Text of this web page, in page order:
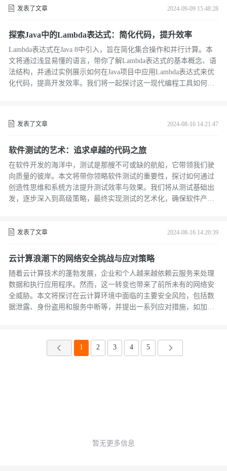
境自适应能力和高级用户定制服务。文章旨在为读者提供一个关于
发表了文章 2024-09-09 15:48:28
探索Java中的Lambda表达式：简化代码，提升效率
Lambda表达式在Java 8中引入，旨在简化集合操作和并行计算。本
文将通过浅显易懂的语言，带你了解Lambda表达式的基本概念、语
法结构，并通过实例展示如何在Java项目中应用Lambda表达式来优
化代码，提高开发效率。我们将一起探讨这一现代编程工具如何改
发表了文章 2024-08-16 14:21:47
软件测试的艺术：追求卓越的代码之旅
在软件开发的海洋中，测试是那艘不可或缺的航船，它带领我们驶
向质量的彼岸。本文将带你领略软件测试的重要性，探讨如何通过
创造性思维和系统方法提升测试效率与效果。我们将从测试基础出
发，逐步深入到高级策略，最终实现测试的艺术化，确保软件产品
发表了文章 2024-08-16 14:20:39
云计算浪潮下的网络安全挑战与应对策略
随着云计算技术的蓬勃发展，企业和个人越来越依赖云服务来处理
数据和执行应用程序。然而，这一转变也带来了前所未有的网络安
全威胁。本文将探讨在云计算环境中面临的主要安全风险，包括数
据泄露、身份盗用和服务中断等，并提出一系列应对措施，如加强
产免受网络攻击的侵害。
1
2 3 4 5
暂无更多信息